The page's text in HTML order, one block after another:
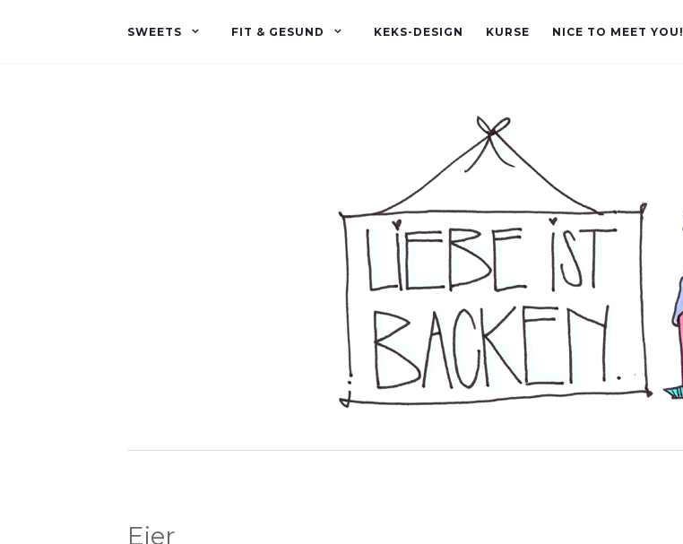
SWEETS FIT & GESUND KEKS-DESIGN KURSE NICE TO MEET YOU!
Eier